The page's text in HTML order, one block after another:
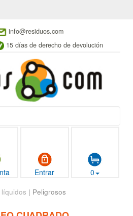
info@residuos.com
15 días de derecho de devolución
Entrar 0
| Peligrosos